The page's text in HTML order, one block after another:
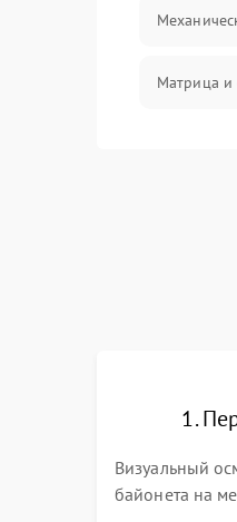
Матрица и
1.
Визуальный
байонета на